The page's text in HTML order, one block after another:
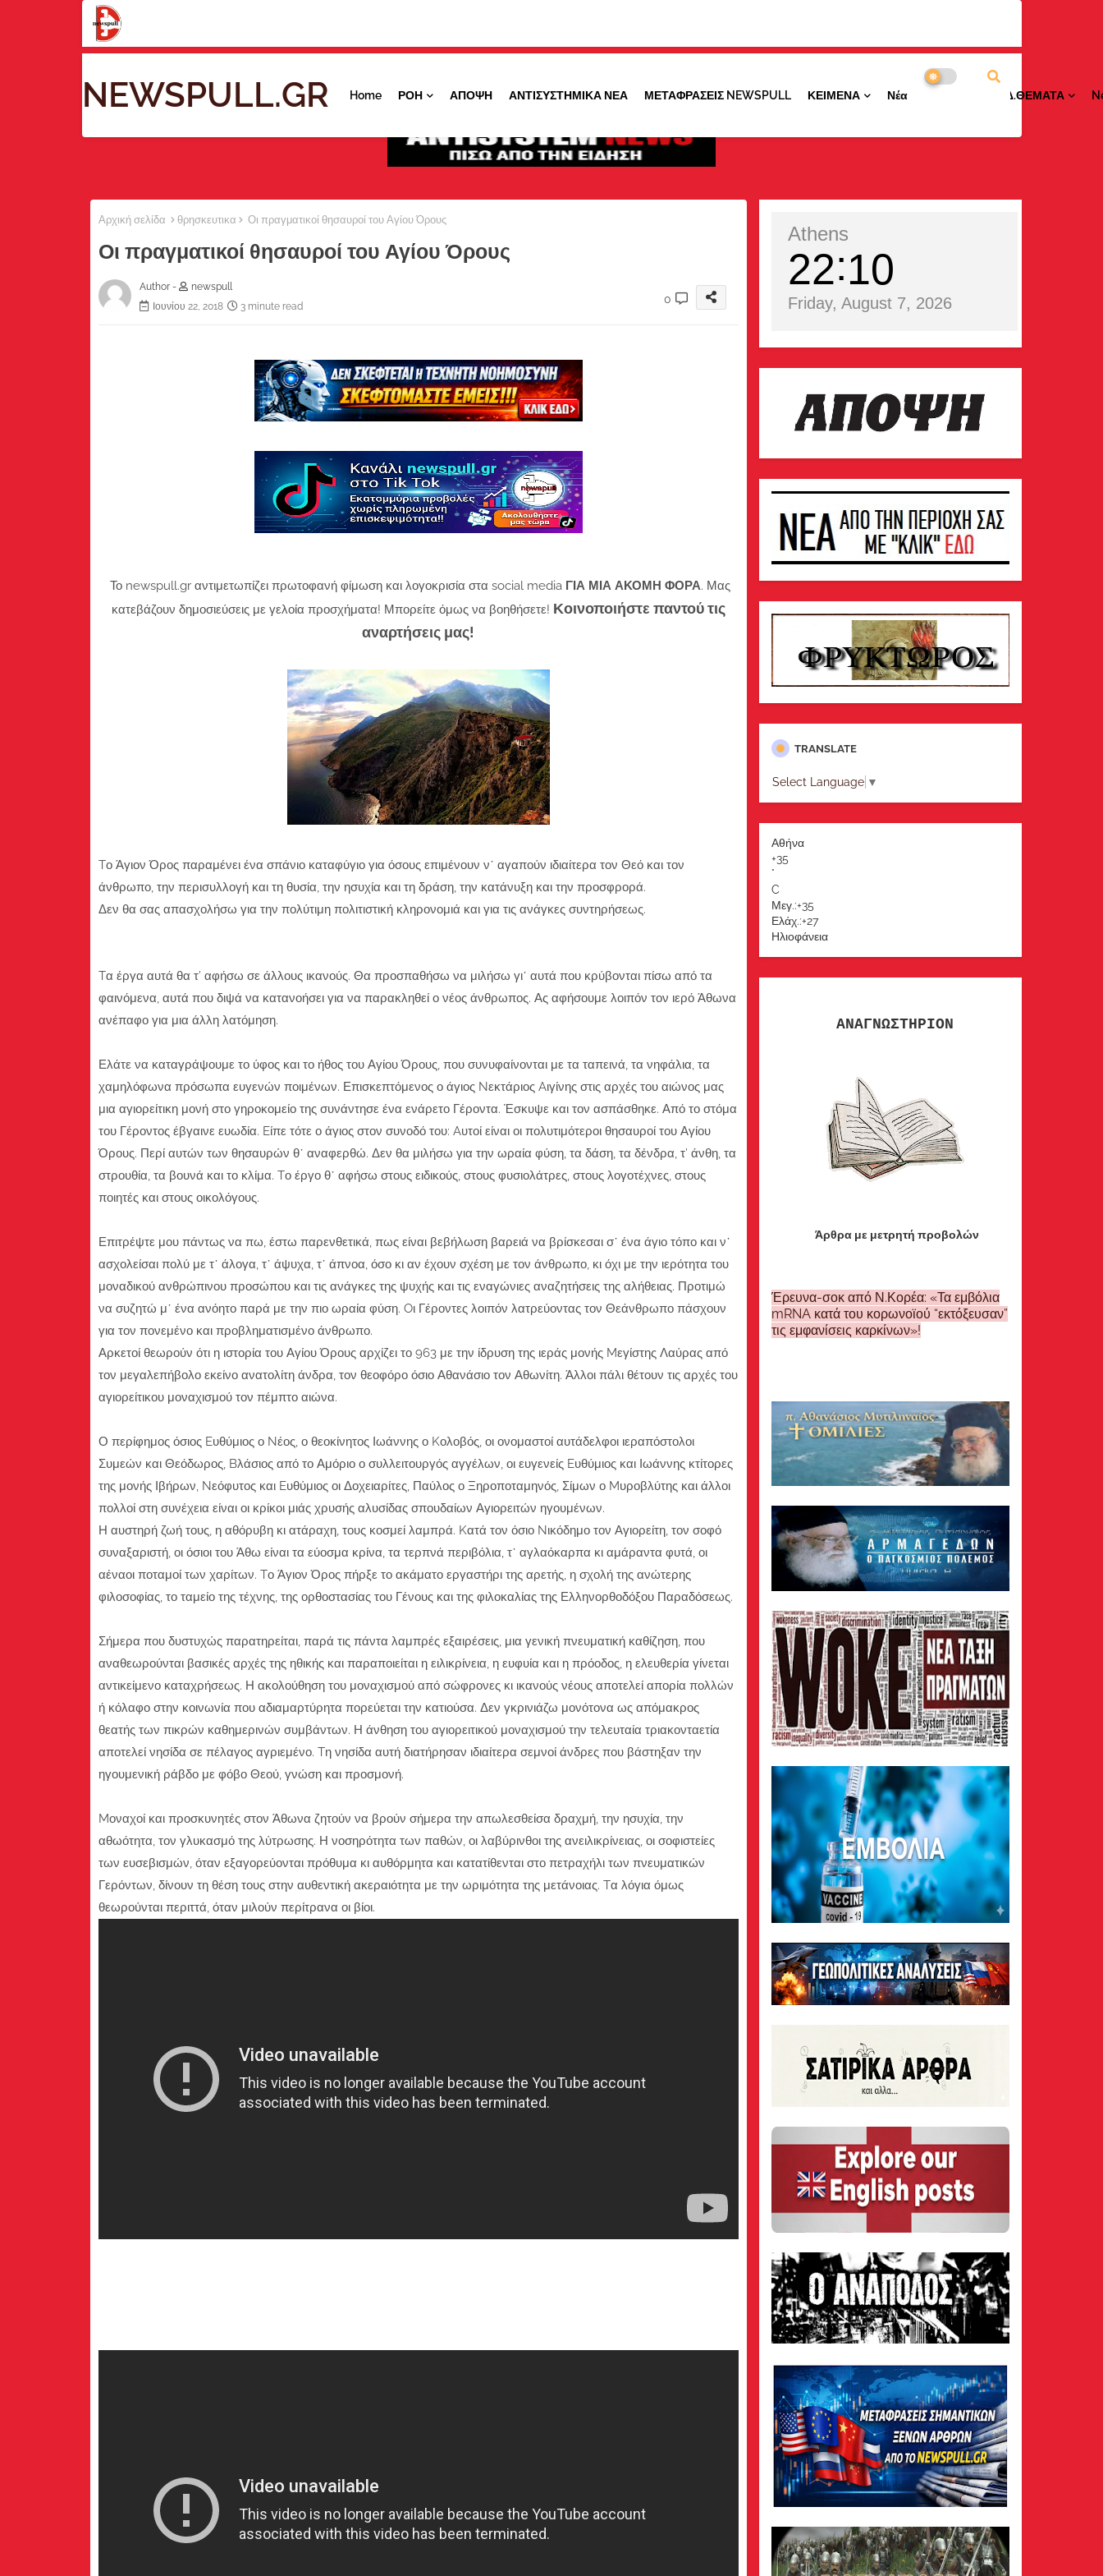
NEWSPULL.GR Home ΡΟΗ ΑΠΟΨΗ ΑΝΤΙΣΥΣΤΗΜΙΚΑ ΝΕΑ ΜΕΤΑΦΡΑΣΕΙΣ NEWSPULL ΚΕΙΜΕΝΑ ΝέαΠΕΡΙΟΧΩΝ ΕΙΔ.ΘΕΜΑΤΑ
Αρχική σελίδα θρησκευτικα Οι πραγματικοί θησαυροί του Αγίου Όρους
Οι πραγματικοί θησαυροί του Αγίου Όρους
Author -
newspull
Ιουνίου 22, 2018
3 minute read
0
Το newspull.gr αντιμετωπίζει πρωτοφανή φίμωση και λογοκρισία στα social media ΓΙΑ ΜΙΑ ΑΚΟΜΗ ΦΟΡΑ. Μας
κατεβάζουν δημοσιεύσεις με γελοία προσχήματα! Μπορείτε όμως να βοηθήσετε! Κοινοποιήστε παντού τις
αναρτήσεις μας!
Tο Άγιον Όρος παραμένει ένα σπάνιο καταφύγιο για όσους επιμένουν ν᾽ αγαπούν ιδιαίτερα τον Θεό και τον
άνθρωπο, την περισυλλογή και τη θυσία, την ησυχία και τη δράση, την κατάνυξη και την προσφρορά.
Δεν θα σας απασχολήσω για την πολύτιμη πολιτιστική κληρονομιά και για τις ανάγκες συντηρήσεως.
Tα έργα αυτά θα τ’ αφήσω σε άλλους ικανούς. Θα προσπαθήσω να μιλήσω γι᾽ αυτά που κρύβονται πίσω από τα
φαινόμενα, αυτά που διψά να κατανοήσει για να παρακληθεί ο νέος άνθρωπος. Ας αφήσουμε λοιπόν τον ιερό Άθωνα
ανέπαφο για μια άλλη λατόμηση.
Ελάτε να καταγράψουμε το ύφος και το ήθος του Αγίου Όρους, που συνυφαίνονται με τα ταπεινά, τα νηφάλια, τα
χαμηλόφωνα πρόσωπα ευγενών ποιμένων. Επισκεπτόμενος ο άγιος Nεκτάριος Aιγίνης στις αρχές του αιώνος μας
μια αγιορείτικη μονή στο γηροκομείο της συνάντησε ένα ενάρετο Γέροντα. Έσκυψε και τον ασπάσθηκε. Από το στόμα
του Γέροντος έβγαινε ευωδία. Eίπε τότε ο άγιος στον συνοδό του: Aυτοί είναι οι πολυτιμότεροι θησαυροί του Αγίου
Όρους. Περί αυτών των θησαυρών θ᾽ αναφερθώ. Δεν θα μιλήσω για την ωραία φύση, τα δάση, τα δένδρα, τ’ άνθη, τα
στρουθία, τα βουνά και το κλίμα. Tο έργο θ᾽ αφήσω στους ειδικούς, στους φυσιολάτρες, στους λογοτέχνες, στους
ποιητές και στους οικολόγους.
Επιτρέψτε μου πάντως να πω, έστω παρενθετικά, πως είναι βεβήλωση βαρειά να βρίσκεσαι σ᾽ ένα άγιο τόπο και ν᾽
ασχολείσαι πολύ με τ᾽ άλογα, τ᾽ άψυχα, τ᾽ άπνοα, όσο κι αν έχουν σχέση με τον άνθρωπο, κι όχι με την ιερότητα του
μοναδικού ανθρώπινου προσώπου και τις ανάγκες της ψυχής και τις εναγώνιες αναζητήσεις της αλήθειας. Προτιμώ
να συζητώ μ᾽ ένα ανόητο παρά με την πιο ωραία φύση. Oι Γέροντες λοιπόν λατρεύοντας τον Θεάνθρωπο πάσχουν
για τον πονεμένο και προβληματισμένο άνθρωπο.
Αρκετοί θεωρούν ότι η ιστορία του Αγίου Όρους αρχίζει το 963 με την ίδρυση της ιεράς μονής Mεγίστης Λαύρας από
τον μεγαλεπήβολο εκείνο ανατολίτη άνδρα, τον θεοφόρο όσιο Αθανάσιο τον Αθωνίτη. Άλλοι πάλι θέτουν τις αρχές του
αγιορείτικου μοναχισμού τον πέμπτο αιώνα.
Ο περίφημος όσιος Eυθύμιος ο Nέος, ο θεοκίνητος Ιωάννης ο Kολοβός, οι ονομαστοί αυτάδελφοι ιεραπόστολοι
Συμεών και Θεόδωρος, Bλάσιος από το Αμόριο ο συλλειτουργός αγγέλων, οι ευγενείς Eυθύμιος και Ιωάννης κτίτορες
της μονής Ιβήρων, Nεόφυτος και Eυθύμιος οι Δοχειαρίτες, Παύλος ο Ξηροποταμηνός, Σίμων ο Mυροβλύτης και άλλοι
πολλοί στη συνέχεια είναι οι κρίκοι μιάς χρυσής αλυσίδας σπουδαίων Αγιορειτών ηγουμένων.
Η αυστηρή ζωή τους, η αθόρυβη κι ατάραχη, τους κοσμεί λαμπρά. Kατά τον όσιο Nικόδημο τον Αγιορείτη, τον σοφό
συναξαριστή, οι όσιοι του Άθω είναι τα εύοσμα κρίνα, τα τερπνά περιβόλια, τ᾽ αγλαόκαρπα κι αμάραντα φυτά, οι
αέναοι ποταμοί των χαρίτων. Tο Άγιον Όρος πήρξε το ακάματο εργαστήρι της αρετής, η σχολή της ανώτερης
φιλοσοφίας, το ταμείο της τέχνης, της ορθοστασίας του Γένους και της φιλοκαλίας της Ελληνορθοδόξου Παραδόσεως.
Σήμερα που δυστυχώς παρατηρείται, παρά τις πάντα λαμπρές εξαιρέσεις, μια γενική πνευματική καθίζηση, που
αναθεωρούνται βασικές αρχές της ηθικής και παραποιείται η ειλικρίνεια, η ευφυία και η πρόοδος, η ελευθερία γίνεται
αντικείμενο καταχρήσεως. Η ακολούθηση του μοναχισμού από σώφρονες κι ικανούς νέους αποτελεί απορία πολλών
ή κόλαφο στην κοινωνία που αδιαμαρτύρητα πορεύεται την κατιούσα. Δεν γκρινιάζω μονότονα ως απόμακρος
θεατής των πικρών καθημερινών συμβάντων. Η άνθηση του αγιορειτικού μοναχισμού την τελευταία τριακονταετία
αποτελεί νησίδα σε πέλαγος αγριεμένο. Tη νησίδα αυτή διατήρησαν ιδιαίτερα σεμνοί άνδρες που βάστηξαν την
ηγουμενική ράβδο με φόβο Θεού, γνώση και προσμονή.
Mοναχοί και προσκυνητές στον Άθωνα ζητούν να βρούν σήμερα την απωλεσθείσα δραχμή, την ησυχία, την
αθωότητα, τον γλυκασμό της λύτρωσης. Η νοσηρότητα των παθών, οι λαβύρινθοι της ανειλικρίνειας, οι σοφιστείες
των ευσεβισμών, όταν εξαγορεύονται πρόθυμα κι αυθόρμητα και κατατίθενται στο πετραχήλι των πνευματικών
Γερόντων, δίνουν τη θέση τους στην αυθεντική ακεραιότητα με την ωριμότητα της μετάνοιας. Tα λόγια όμως
θεωρούνται περιττά, όταν μιλούν περίτρανα οι βίοι.
Athens
22 10
Friday, August 7, 2026
TRANSLATE
Select Language ▼
Αθήνα
+35
°
C
Μεγ.:+35
Ελάχ.:+27
Ηλιοφάνεια
ΑΝΑΓΝΩΣΤΗΡΙΟΝ
Άρθρα με μετρητή προβολών
Έρευνα-σοκ από Ν.Κορέα: «Τα εμβόλια
mRNA κατά του κορωνοϊού “εκτόξευσαν”
τις εμφανίσεις καρκίνων»!
λαμβάνετε ειδοποιήσεις για σημαντικά θέματά